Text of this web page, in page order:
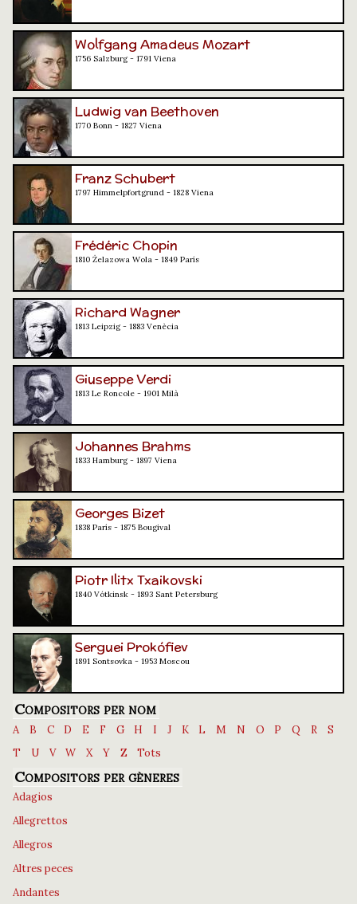
Wolfgang Amadeus Mozart
1756 Salzburg - 1791 Viena
Ludwig van Beethoven
1770 Bonn - 1827 Viena
Franz Schubert
1797 Himmelpfortgrund - 1828 Viena
Frédéric Chopin
1810 Żelazowa Wola - 1849 París
Richard Wagner
1813 Leipzig - 1883 Venècia
Giuseppe Verdi
1813 Le Roncole - 1901 Milà
Johannes Brahms
1833 Hamburg - 1897 Viena
Georges Bizet
1838 París - 1875 Bougival
Piotr Ilitx Txaikovski
1840 Vótkinsk - 1893 Sant Petersburg
Serguei Prokófiev
1891 Sontsovka - 1953 Moscou
Compositors per nom
A B C D E F G H I J K L M N O P Q R
S
T
U V W X Y Z Tots
Compositors per gèneres
Adagios
Allegrettos
Allegros
Altres peces
Andantes